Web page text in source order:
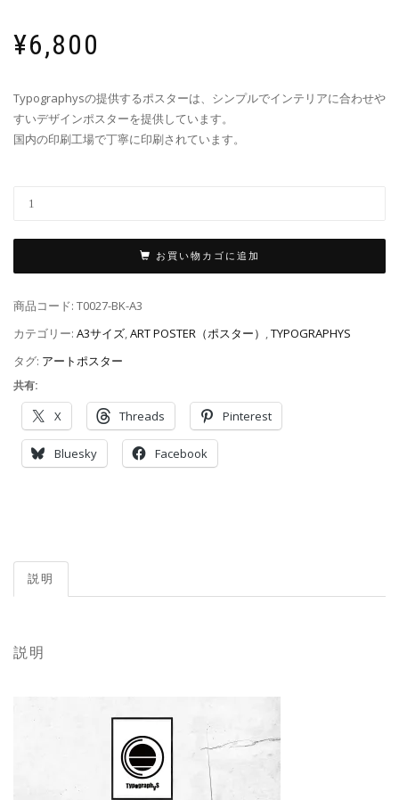
¥6,800
Typographysの提供するポスターは、シンプルでインテリアに合わせや
すいデザインポスターを提供しています。
国内の印刷工場で丁寧に印刷されています。
お買い物カゴに追加
商品コード: T0027-BK-A3
カテゴリー: A3サイズ,ART POSTER（ポスター） ,TYPOGRAPHYS
タグ: アートポスター
共有:
X Threads Pinterest
Bluesky Facebook
説明
説明